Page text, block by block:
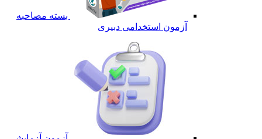
بسته مصاحبه
آزمون استخدامی دبیری